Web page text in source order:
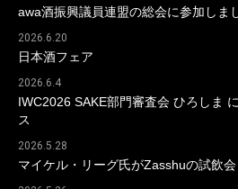
awa酒振興議員連盟の総会に参加しま
2026.6.20
日本酒フェア
2026.6.4
IWC2026 SAKE部門審査会 ひろしま
ス
2026.5.28
マイケル・リーグ氏がZasshuの試飲会